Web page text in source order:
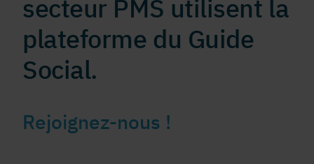
secteur PMS utilisent la
plateforme du Guide
Social.
Rejoignez-nous !